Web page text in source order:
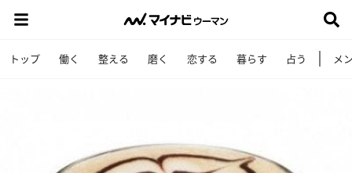
トップ 働く 整える 磨く 恋する 暮らす 占う メ